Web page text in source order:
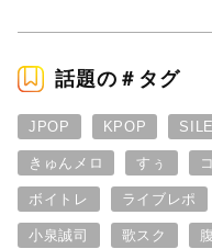
話題の＃タグ
JPOP KPOP
きゅんメロ すぅ
ボイトレ ライブレポ
小泉誠司 歌スク